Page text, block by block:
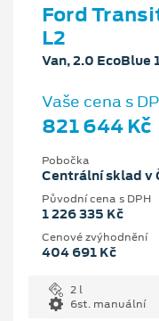
Ford
L2
Van, 2.0
Vaše cena s
821 644 Kč
Pobočka
Centrální sklad v
Původní cena s DPH
1 226 335 Kč
Cenové zvýhodnění
404 691 Kč
2 l
6st. manuální